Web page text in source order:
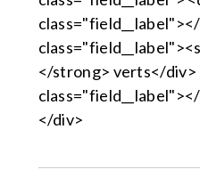
</strong> verts</div>
</div>